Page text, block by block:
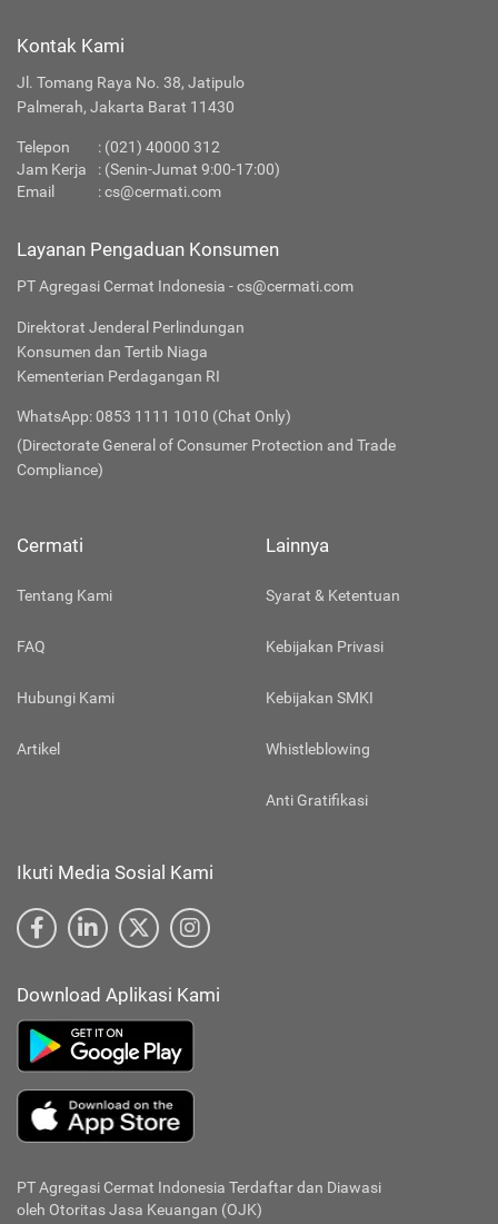
Kontak Kami
Jl. Tomang Raya No. 38, Jatipulo
Palmerah, Jakarta Barat 11430
Telepon : (021) 40000 312
Jam Kerja
: (Senin-Jumat 9:00-17:00)
Email
:cs@cermati.com
Layanan Pengaduan Konsumen
PT Agregasi Cermat Indonesia - cs@cermati.com
Direktorat Jenderal Perlindungan
Konsumen dan Tertib Niaga
Kementerian Perdagangan RI
WhatsApp: 0853 1111 1010 (Chat Only)
(Directorate General of Consumer Protection and Trade
Compliance)
Cermati
Tentang Kami
FAQ
Hubungi Kami
Artikel
Lainnya
Syarat & Ketentuan
Kebijakan Privasi
Kebijakan SMKI
Whistleblowing
Anti Gratifikasi
Ikuti Media Sosial Kami
Download Aplikasi Kami
PT Agregasi Cermat Indonesia Terdaftar dan Diawasi
oleh Otoritas Jasa Keuangan (OJK)